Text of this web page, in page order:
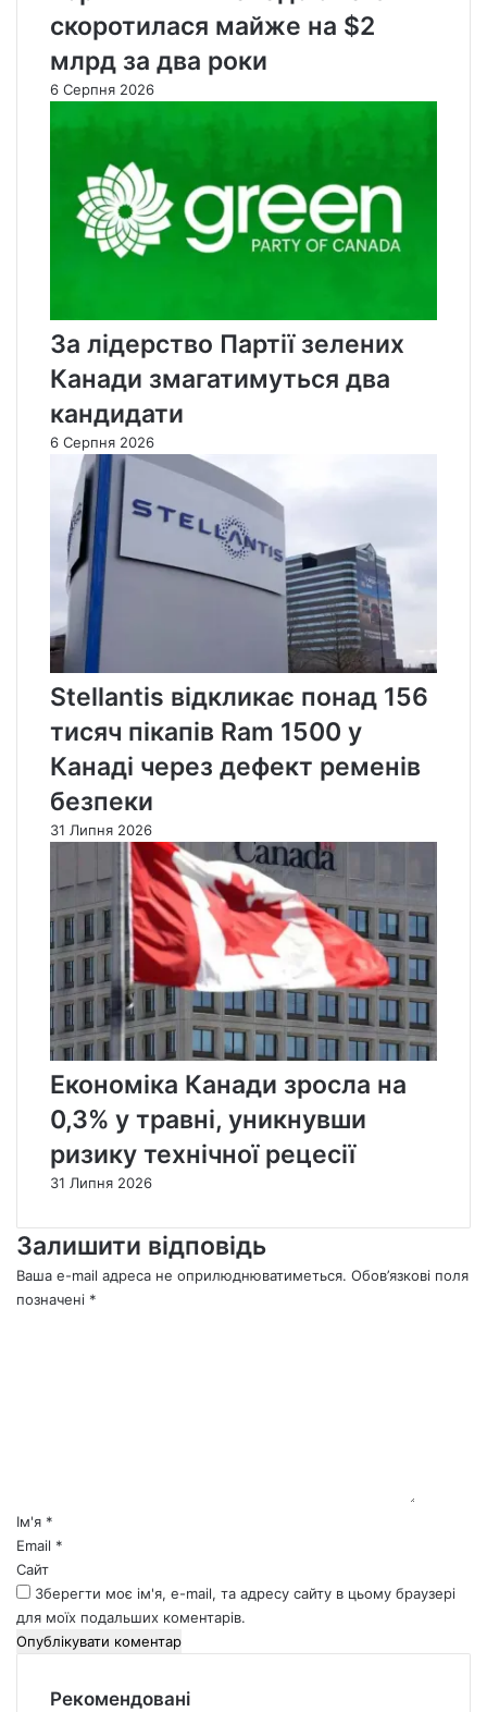
скоротилася майже на $2
млрд за два роки
6 Серпня 2026
За лідерство Партії зелених
Канади змагатимуться два
кандидати
6 Серпня 2026
Stellantis відкликає понад 156
тисяч пікапів Ram 1500 у
Канаді через дефект ременів
безпеки
31 Липня 2026
Економіка Канади зросла на
0,3% у травні, уникнувши
ризику технічної рецесії
31 Липня 2026
Залишити відповідь
Ваша e-mail адреса не оприлюднюватиметься. Обов’язкові поля
позначені *
*Ім'я *
Email *
Сайт
Зберегти моє ім'я, e-mail, та адресу сайту в цьому браузері
для моїх подальших коментарів.
Рекомендовані